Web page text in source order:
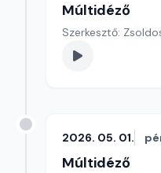
Múltidéző
Szerkesztő:
2026. 05. 01.
Múltidéző